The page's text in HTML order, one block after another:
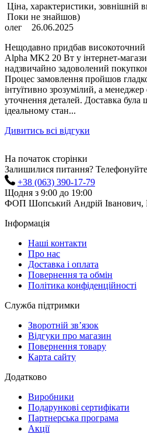
Ціна, характеристики, зовнішній
Поки не знайшов)
олег
26.06.2025
Нещодавно придбав високоточний
Alpha MK2 20 Вт у інтернет-
надзвичайно задоволений
Процес замовлення пройшов
інтуїтивно зрозумілий, а менеджер
уточнення деталей. Доставка
ідеальному стан...
Дивитись всі відгуки
На початок сторінки
Залишилися питання?
+38 (063) 390-17-79
Щодня з 9:00 до 19:00
ФОП Шопський Андрій Іванович,
Інформація
Наші контакти
Про нас
Доставка і оплата
Повернення та обмін
Політика конфіденційності
Служба підтримки
Зворотній зв’язок
Відгуки про магазин
Повернення товару
Карта сайту
Додатково
Виробники
Подарункові сертифікати
Партнерська програма
Акції